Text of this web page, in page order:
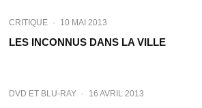
CRITIQUE · 10 MAI 2013
LES INCONNUS DANS LA VILLE
DVD ET BLU-RAY · 16 AVRIL 2013